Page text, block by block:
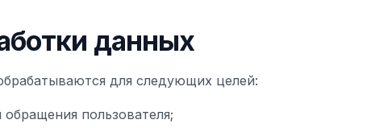
данных
для следующих целей:
обращения пользователя;